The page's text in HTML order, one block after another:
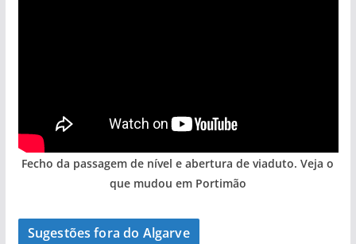
Fecho da passagem de nível e abertura de viaduto. Veja o
que mudou em Portimão
Sugestões fora do Algarve